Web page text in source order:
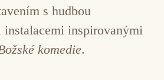
s hudbou
inspirovanými
komedie.